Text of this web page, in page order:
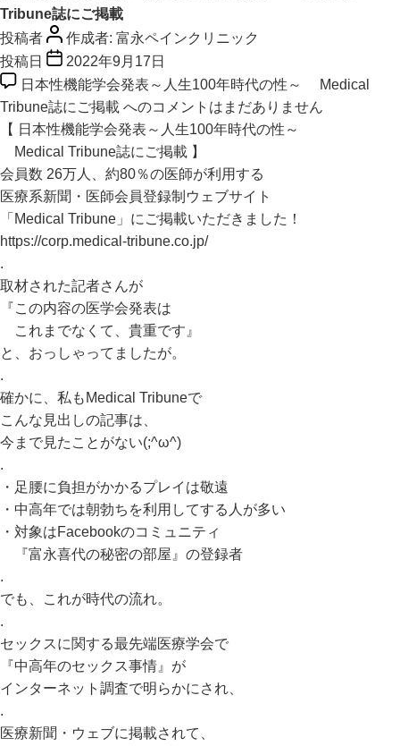
Tribune誌にご掲載
投稿者
作成者: 富永ペインクリニック
投稿日
2022年9月17日
日本性機能学会発表～人生100年時代の性～ Medical
Tribune誌にご掲載 へのコメントはまだありません
【 日本性機能学会発表～人生100年時代の性～
Medical Tribune誌にご掲載 】
会員数 26万人、約80％の医師が利用する
医療系新聞・医師会員登録制ウェブサイト
「Medical Tribune」にご掲載いただきました！
https://corp.medical-tribune.co.jp/
.
取材された記者さんが
『この内容の医学会発表は
これまでなくて、貴重です』
と、おっしゃってましたが。
.
確かに、私もMedical Tribuneで
こんな見出しの記事は、
今まで見たことがない(;^ω^)
.
・足腰に負担がかかるプレイは敬遠
・中高年では朝勃ちを利用してする人が多い
・対象はFacebookのコミュニティ
『富永喜代の秘密の部屋』の登録者
.
でも、これが時代の流れ。
.
セックスに関する最先端医療学会で
『中高年のセックス事情』が
インターネット調査で明らかにされ、
.
医療新聞・ウェブに掲載されて、